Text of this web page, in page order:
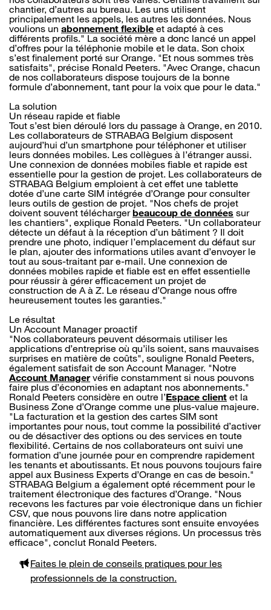
chantier, d’autres au bureau. Les uns utilisent
principalement les appels, les autres les données. Nous
voulions un abonnement flexible et adapté à ces
différents profils." La société mère a donc lancé un appel
d’offres pour la téléphonie mobile et le data. Son choix
s’est finalement porté sur Orange. "Et nous sommes très
satisfaits", précise Ronald Peeters. "Avec Orange, chacun
de nos collaborateurs dispose toujours de la bonne
formule d’abonnement, tant pour la voix que pour le data."
La solution
Un réseau rapide et fiable
Tout s’est bien déroulé lors du passage à Orange, en 2010.
Les collaborateurs de STRABAG Belgium disposent
aujourd’hui d’un smartphone pour téléphoner et utiliser
leurs données mobiles. Les collègues à l’étranger aussi.
Une connexion de données mobiles fiable et rapide est
essentielle pour la gestion de projet. Les collaborateurs de
STRABAG Belgium emploient à cet effet une tablette
dotée d’une carte SIM intégrée d’Orange pour consulter
leurs outils de gestion de projet. "Nos chefs de projet
doivent souvent téléchargerbeaucoup de données sur
les chantiers", explique Ronald Peeters. "Un collaborateur
détecte un défaut à la réception d’un bâtiment ? Il doit
prendre une photo, indiquer l’emplacement du défaut sur
le plan, ajouter des informations utiles avant d’envoyer le
tout au sous-traitant par e-mail. Une connexion de
données mobiles rapide et fiable est en effet essentielle
pour réussir à gérer efficacement un projet de
construction de A à Z. Le réseau d’Orange nous offre
heureusement toutes les garanties."
Le résultat
Un Account Manager proactif
"Nos collaborateurs peuvent désormais utiliser les
applications d’entreprise où qu’ils soient, sans mauvaises
surprises en matière de coûts", souligne Ronald Peeters,
également satisfait de son Account Manager. "Notre
Account Managervérifie constamment si nous pouvons
faire plus d’économies en adaptant nos abonnements."
Ronald Peeters considère en outre l’Espace client et la
Business Zone d’Orange comme une plus-value majeure.
"La facturation et la gestion des cartes SIM sont
importantes pour nous, tout comme la possibilité d’activer
ou de désactiver des options ou des services en toute
flexibilité. Certains de nos collaborateurs ont suivi une
formation d’une journée pour en comprendre rapidement
les tenants et aboutissants. Et nous pouvons toujours faire
appel aux Business Experts d’Orange en cas de besoin."
STRABAG Belgium a également opté récemment pour le
traitement électronique des factures d’Orange. "Nous
recevons les factures par voie électronique dans un fichier
CSV, que nous pouvons lire dans notre application
financière. Les différentes factures sont ensuite envoyées
automatiquement aux diverses régions. Un processus très
efficace", conclut Ronald Peeters.
Faites le plein de conseils pratiques pour les
professionnels de la construction.